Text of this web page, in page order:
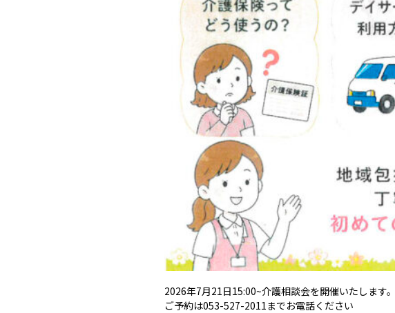
2026年7月21日15:00~介護相談会を開催いたします。
ご予約は053-527-2011までお電話ください